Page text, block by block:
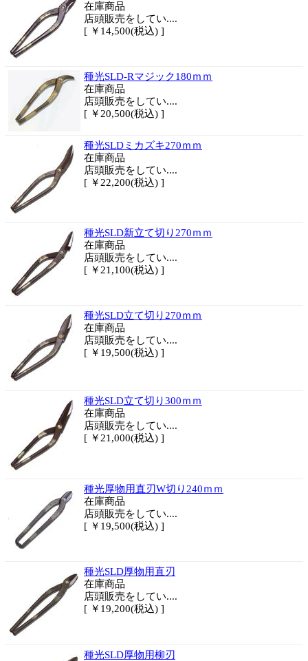
在庫商品
店頭販売をしてい....
[ ￥14,500(税込) ]
種光SLD-Rマジック180ｍｍ
在庫商品
店頭販売をしてい....
[ ￥20,500(税込) ]
種光SLDミカズキ270ｍｍ
在庫商品
店頭販売をしてい....
[ ￥22,200(税込) ]
種光SLD新立て切り270ｍｍ
在庫商品
店頭販売をしてい....
[ ￥21,100(税込) ]
種光SLD立て切り270ｍｍ
在庫商品
店頭販売をしてい....
[ ￥19,500(税込) ]
種光SLD立て切り300ｍｍ
在庫商品
店頭販売をしてい....
[ ￥21,000(税込) ]
種光厚物用直刃W切り240ｍｍ
在庫商品
店頭販売をしてい....
[ ￥19,500(税込) ]
種光SLD厚物用直刃
在庫商品
店頭販売をしてい....
[ ￥19,200(税込) ]
種光SLD厚物用柳刃